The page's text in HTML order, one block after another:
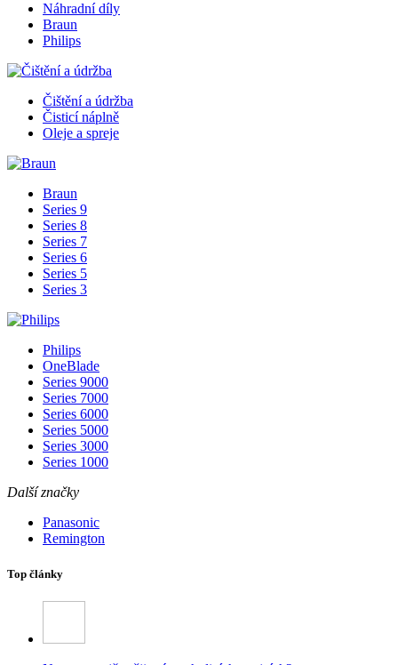
Náhradní díly
Braun
Philips
Čištění a údržba
Čisticí náplně
Oleje a spreje
Braun
Series 9
Series 8
Series 7
Series 6
Series 5
Series 3
Philips
OneBlade
Series 9000
Series 7000
Series 6000
Series 5000
Series 3000
Series 1000
Další značky
Panasonic
Remington
Top články